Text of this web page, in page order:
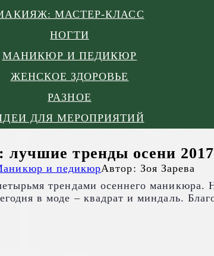
МАСТЕР-КЛАСС
НОГТИ
МАНИКЮР И ПЕДИКЮР
ЖЕНСКОЕ ЗДОРОВЬЕ
РАЗНОЕ
ДЛЯ МЕРОПРИЯТИЙ
тренды осени 2017
и педикюрАвтор: Зоя Зарева
трендами осеннего
в моде – квадрат и миндаль.